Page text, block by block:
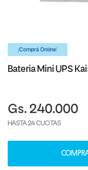
¡Comprá Online!
Bateria Mini UPS
Gs. 240.000
HASTA 24 CUOTAS